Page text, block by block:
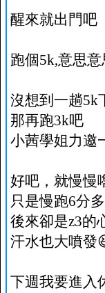
醒來就出門吧
跑個5k,意思
沒想到一趟5k
那再跑3k吧
小茜學姐力邀
好吧，就慢慢
只是慢跑6分
後來卻是z3的
汗水也大噴發
下週我要進入